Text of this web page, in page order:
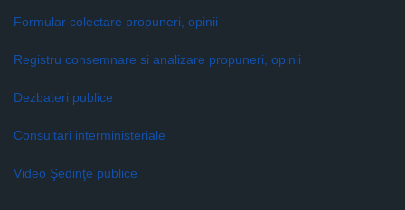
Formular colectare propuneri, opinii
Registru consemnare si analizare propuneri, opinii
Dezbateri publice
Consultari interministeriale
Video Şedinţe publice